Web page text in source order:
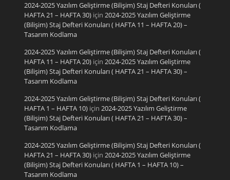
2024-2025 Yazılım Geliştirme (Bilişim) Staj Defteri Konuları (
HAFTA 21 – HAFTA 30)için 2024-2025 Yazılım Geliştirme
(Bilişim) Staj Defteri Konuları ( HAFTA 11 – HAFTA 20) –
Tasarım Kodlama
2024-2025 Yazılım Geliştirme (Bilişim) Staj Defteri Konuları (
HAFTA 11 – HAFTA 20)için 2024-2025 Yazılım Geliştirme
(Bilişim) Staj Defteri Konuları ( HAFTA 21 – HAFTA 30) –
Tasarım Kodlama
2024-2025 Yazılım Geliştirme (Bilişim) Staj Defteri Konuları (
HAFTA 1 – HAFTA 10)için 2024-2025 Yazılım Geliştirme
(Bilişim) Staj Defteri Konuları ( HAFTA 21 – HAFTA 30) –
Tasarım Kodlama
2024-2025 Yazılım Geliştirme (Bilişim) Staj Defteri Konuları (
HAFTA 21 – HAFTA 30)için 2024-2025 Yazılım Geliştirme
(Bilişim) Staj Defteri Konuları ( HAFTA 1 – HAFTA 10) –
Tasarım Kodlama